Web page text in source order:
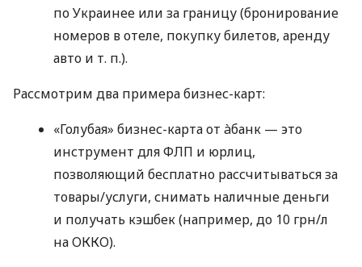
по Украинее или за границу (бронирование
номеров в отеле, покупку билетов, аренду
авто и т. п.).
Рассмотрим два примера бизнес-карт:
«Голубая» бизнес-карта от àбанк — это
инструмент для ФЛП и юрлиц,
позволяющий бесплатно рассчитываться за
товары/услуги, снимать наличные деньги
и получать кэшбек (например, до 10 грн/л
на ОККО).